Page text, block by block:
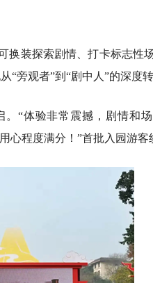
换装探索剧情、打卡标志性
旁观者”到“剧中人”的深度转
“体验非常震撼，剧情和
心程度满分！”首批入园游客